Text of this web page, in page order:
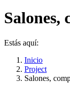
Salones,
Estás aquí:
Inicio
Project
Salones,